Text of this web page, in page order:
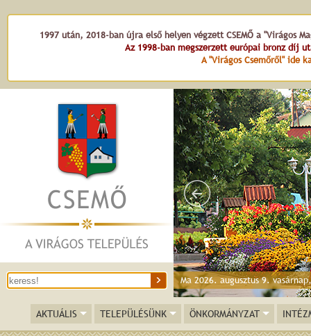
1997 után, 2018-ban újra első helyen végzett CSEMŐ a "Virágos
Az 1998-ban megszerzett európai bronz díj
A "Virágos Csemőről" ide
Ma 2026. augusztus 9.
AKTUÁLIS TELEPÜLÉSÜNK ÖNKORMÁNYZAT